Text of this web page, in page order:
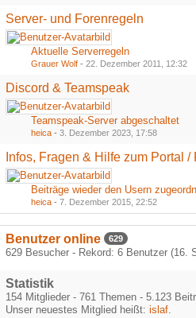
Server- und Forenregeln
Aktuelle Serverregeln
Grauer Wolf - 22. Dezember 2011, 12:32
Discord & Teamspeak
Teamspeak-Server abgeschaltet
heica - 3. Dezember 2023, 17:58
Infos, Fragen & Hilfe zum Portal /
Beiträge wieder den Usern
heica - 7. Dezember 2015, 22:52
Benutzer online 629
629 Besucher - Rekord: 6 Benutzer (16.
Statistik
154 Mitglieder - 761 Themen - 5.123
Unser neuestes Mitglied heißt: islaf